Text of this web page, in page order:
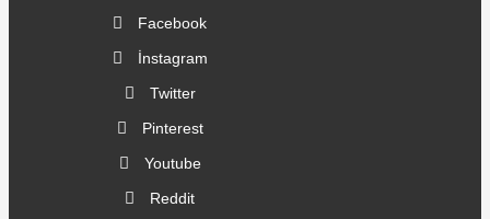
Facebook
İnstagram
Twitter
Pinterest
Youtube
Reddit